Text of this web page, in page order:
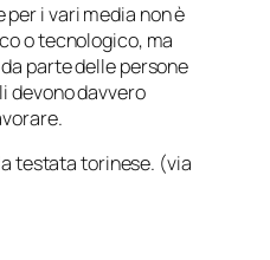
i vari media non è
o tecnologico, ma
parte delle persone
devono davvero
testata torinese. (via